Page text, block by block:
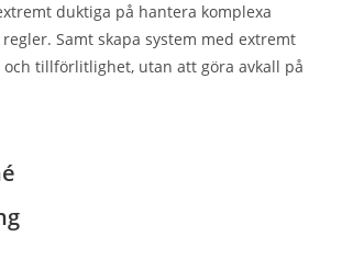
duktiga på hantera komplexa
Samt skapa system med extremt
tillförlitlighet, utan att göra avkall på